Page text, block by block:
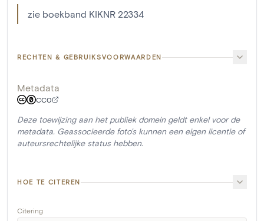
zie boekband KIKNR 22334
RECHTEN & GEBRUIKSVOORWAARDEN
Metadata
CC0
Deze toewijzing aan het publiek domein geldt enkel voor de
metadata. Geassocieerde foto's kunnen een eigen licentie of
auteursrechtelijke status hebben.
HOE TE CITEREN
Citering